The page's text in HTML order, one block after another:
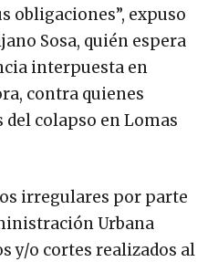
obligaciones”, expuso
Sosa, quién espera
interpuesta en
contra quienes
colapso en Lomas
irregulares por parte
Urbana
y/o cortes realizados al